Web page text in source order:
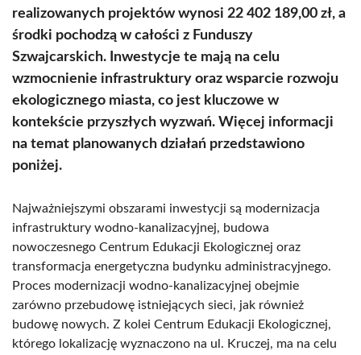
realizowanych projektów wynosi 22 402 189,00 zł, a
środki pochodzą w całości z Funduszy
Szwajcarskich. Inwestycje te mają na celu
wzmocnienie infrastruktury oraz wsparcie rozwoju
ekologicznego miasta, co jest kluczowe w
kontekście przyszłych wyzwań. Więcej informacji
na temat planowanych działań przedstawiono
poniżej.
Najważniejszymi obszarami inwestycji są modernizacja
infrastruktury wodno-kanalizacyjnej, budowa
nowoczesnego Centrum Edukacji Ekologicznej oraz
transformacja energetyczna budynku administracyjnego.
Proces modernizacji wodno-kanalizacyjnej obejmie
zarówno przebudowę istniejących sieci, jak również
budowę nowych. Z kolei Centrum Edukacji Ekologicznej,
którego lokalizację wyznaczono na ul. Kruczej, ma na celu